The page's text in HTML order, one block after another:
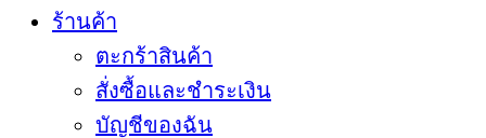
ร้านค้า
ตะกร้าสินค้า
สั่งซื้อและชำระเงิน
บัญชีของฉัน